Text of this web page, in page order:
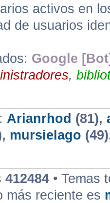
activos en
de usuarios
Google
,
Arianrhod (81),
mursielago
412484 • Temas
más reciente es